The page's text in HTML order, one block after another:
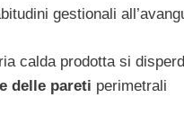
gestionali
calda prodotta si
delle pareti perimetrali